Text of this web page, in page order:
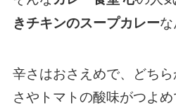
きチキンのスープカレーな
辛さはおさえめで、どち
さやトマトの酸味がつよ